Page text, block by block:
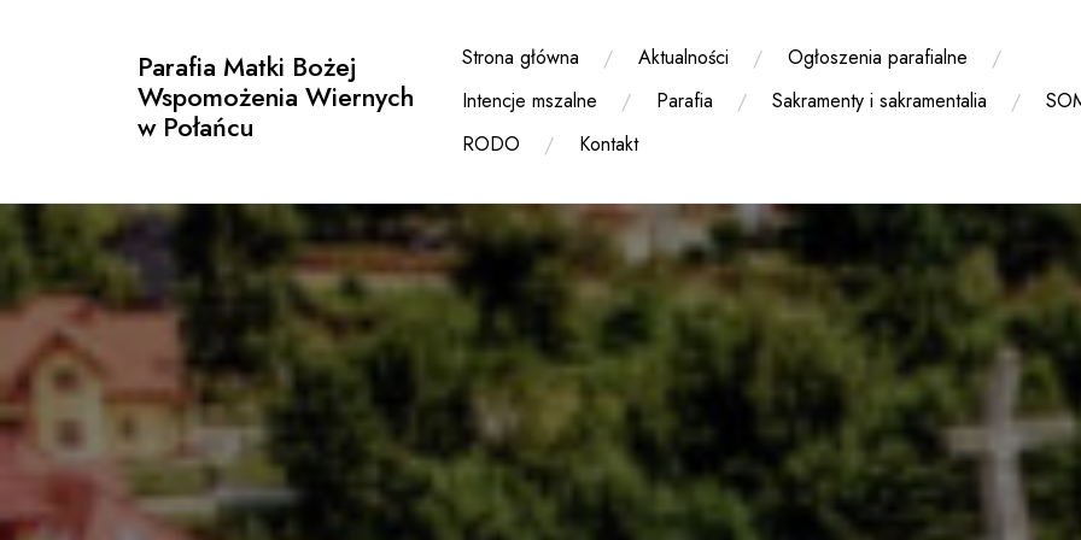
Parafia Matki Bożej
Wspomożenia Wiernych
w Połańcu
Strona główna Aktualności
Ogłoszenia parafialne
Intencje mszalne
Parafia Sakramenty i sakramentalia
RODO
Kontakt